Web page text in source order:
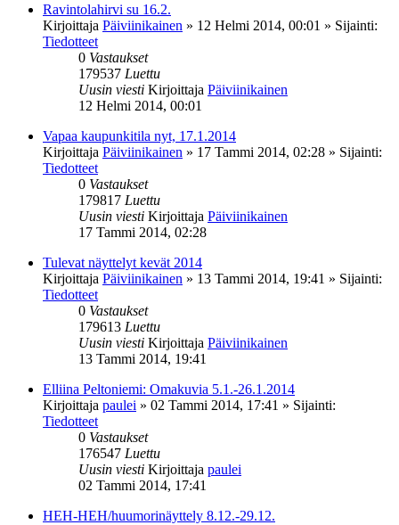
Ravintolahirvi su 16.2.
Kirjoittaja Päiviinikainen » 12 Helmi 2014, 00:01 » Sijainti:
Tiedotteet
0 Vastaukset
179537 Luettu
Uusin viesti Kirjoittaja Päiviinikainen
12 Helmi 2014, 00:01
Vapaa kaupunkitila nyt, 17.1.2014
Kirjoittaja Päiviinikainen » 17 Tammi 2014, 02:28 » Sijainti:
Tiedotteet
0 Vastaukset
179817 Luettu
Uusin viesti Kirjoittaja Päiviinikainen
17 Tammi 2014, 02:28
Tulevat näyttelyt kevät 2014
Kirjoittaja Päiviinikainen » 13 Tammi 2014, 19:41 » Sijainti:
Tiedotteet
0 Vastaukset
179613 Luettu
Uusin viesti Kirjoittaja Päiviinikainen
13 Tammi 2014, 19:41
Elliina Peltoniemi: Omakuvia 5.1.-26.1.2014
Kirjoittaja paulei » 02 Tammi 2014, 17:41 » Sijainti:
Tiedotteet
0 Vastaukset
176547 Luettu
Uusin viesti Kirjoittaja paulei
02 Tammi 2014, 17:41
HEH-HEH/huumorinäyttely 8.12.-29.12.